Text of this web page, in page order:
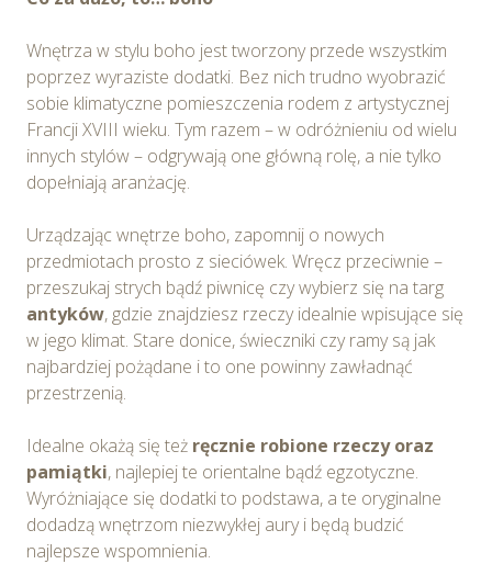
Wnętrza w stylu boho jest tworzony przede wszystkim
poprzez wyraziste dodatki. Bez nich trudno wyobrazić
sobie klimatyczne pomieszczenia rodem z artystycznej
Francji XVIII wieku. Tym razem – w odróżnieniu od wielu
innych stylów – odgrywają one główną rolę, a nie tylko
dopełniają aranżację.
Urządzając wnętrze boho, zapomnij o nowych
przedmiotach prosto z sieciówek. Wręcz przeciwnie –
przeszukaj strych bądź piwnicę czy wybierz się na targ
antyków, gdzie znajdziesz rzeczy idealnie wpisujące się
w jego klimat. Stare donice, świeczniki czy ramy są jak
najbardziej pożądane i to one powinny zawładnąć
przestrzenią.
Idealne okażą się też ręcznie robione rzeczy oraz
pamiątki, najlepiej te orientalne bądź egzotyczne.
Wyróżniające się dodatki to podstawa, a te oryginalne
dodadzą wnętrzom niezwykłej aury i będą budzić
najlepsze wspomnienia.